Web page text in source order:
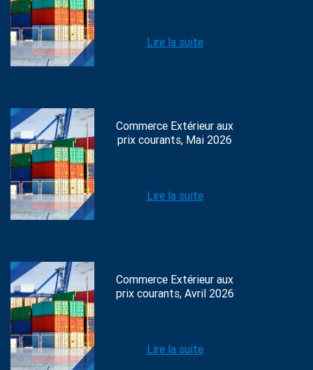
Lire la suite
Commerce Extérieur aux
prix courants, Mai 2026
Lire la suite
Commerce Extérieur aux
prix courants, Avril 2026
Lire la suite